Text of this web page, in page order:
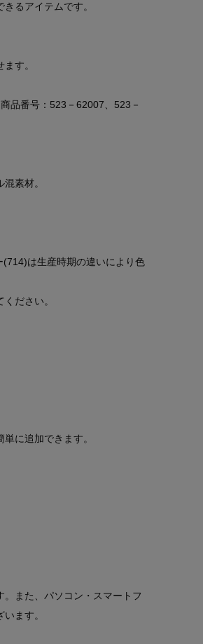
るアイテムです。
す。
品番号：523－62007、523－
素材。
は生産時期の違いにより色
ださい。
に追加できます。
また、パソコン・スマートフ
ます。